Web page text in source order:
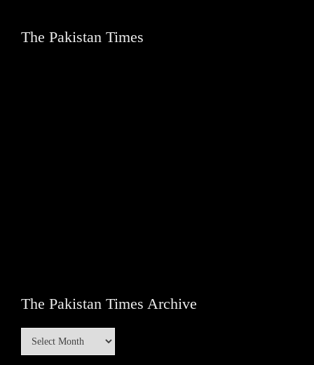
The Pakistan Times
The Pakistan Times Archive